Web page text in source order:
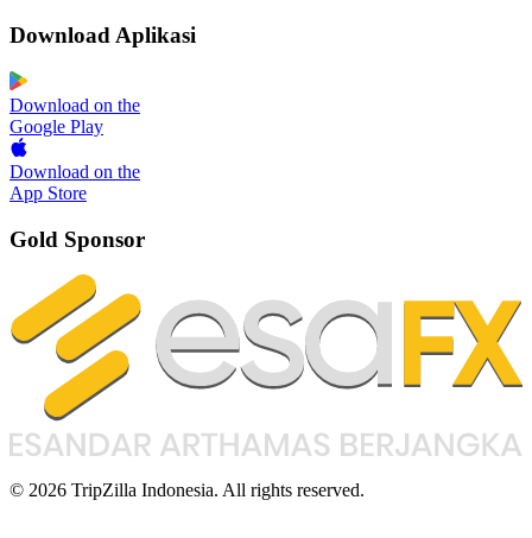
Download Aplikasi
Download on the
Google Play
Download on the
App Store
Gold Sponsor
© 2026 TripZilla Indonesia. All rights reserved.